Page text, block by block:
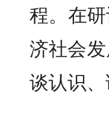
程。在
济社会
谈认识、